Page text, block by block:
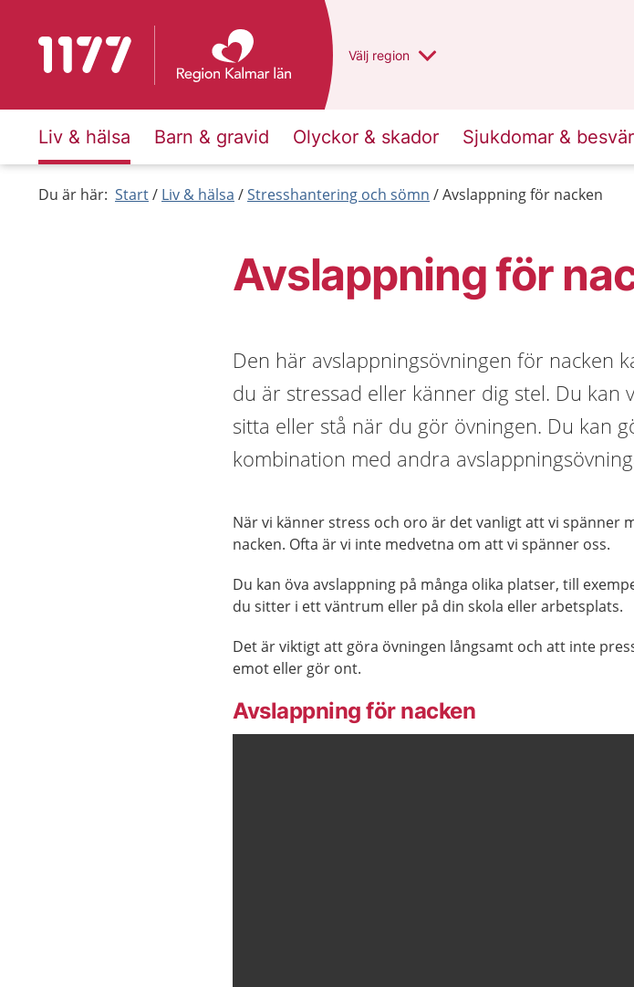
Till startsidan för 1177 Du har valt region
Välj en annan
region
Liv & hälsa Barn & gravid Olyckor & skador Sjukdomar & besvär
Du är här: Start Liv & hälsa Stresshantering och sömn Avslappning för nacken
Avslappning för
Den här avslappningsövningen för nacken
du är stressad eller känner dig stel. Du kan
sitta eller stå när du gör övningen. Du kan
kombination med andra
När vi känner stress och oro är det vanligt att vi spänner
nacken. Ofta är vi inte medvetna om att vi spänner oss.
Du kan öva avslappning på många olika platser, till
du sitter i ett väntrum eller på din skola eller arbetsplats.
Det är viktigt att göra övningen långsamt och att inte
emot eller gör ont.
Avslappning för nacken